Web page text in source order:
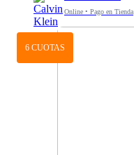
Online • Pago en Tienda
6 CUOTAS